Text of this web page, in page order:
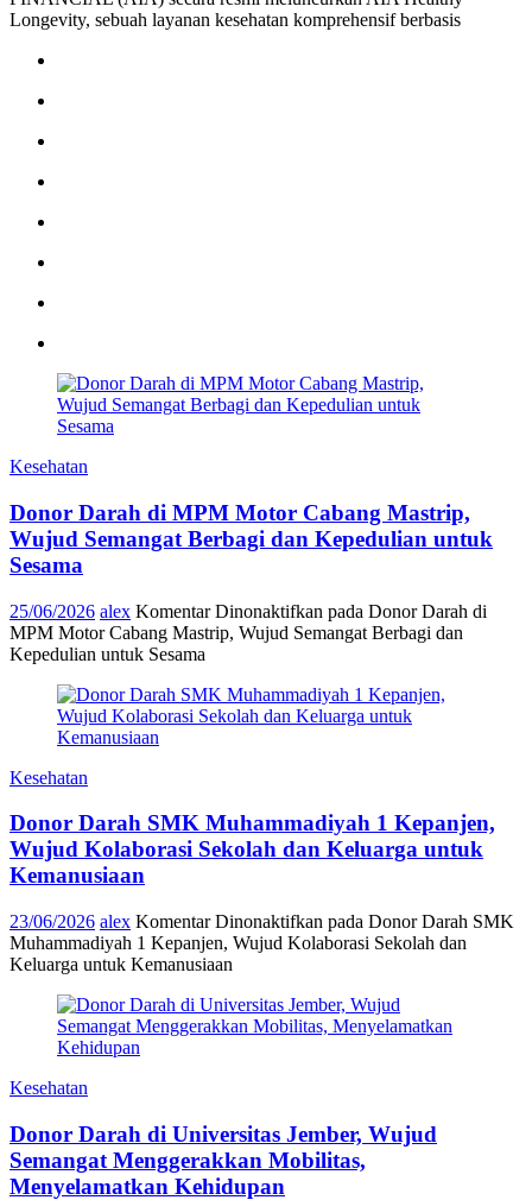
Longevity, sebuah layanan kesehatan komprehensif berbasis
Kesehatan
Donor Darah di MPM Motor Cabang Mastrip,
Wujud Semangat Berbagi dan Kepedulian untuk
Sesama
25/06/2026 alex Komentar Dinonaktifkan pada Donor Darah di
MPM Motor Cabang Mastrip, Wujud Semangat Berbagi dan
Kepedulian untuk Sesama
Kesehatan
Donor Darah SMK Muhammadiyah 1 Kepanjen,
Wujud Kolaborasi Sekolah dan Keluarga untuk
Kemanusiaan
23/06/2026 alex Komentar Dinonaktifkan pada Donor Darah SMK
Muhammadiyah 1 Kepanjen, Wujud Kolaborasi Sekolah dan
Keluarga untuk Kemanusiaan
Kesehatan
Donor Darah di Universitas Jember, Wujud
Semangat Menggerakkan Mobilitas,
Menyelamatkan Kehidupan